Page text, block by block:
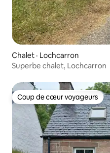
Chalet · Lochcarron
Superbe chalet, Lochcarron
Coup de cœur voyageurs
Coup de cœur voyageurs